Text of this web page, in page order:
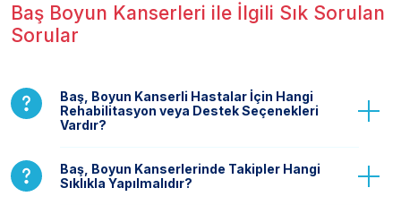
Baş Boyun Kanserleri ile İlgili Sık Sorulan
Sorular
Baş, Boyun Kanserli Hastalar İçin Hangi
Rehabilitasyon veya Destek Seçenekleri
Vardır?
Baş, Boyun Kanserlerinde Takipler Hangi
Sıklıkla Yapılmalıdır?